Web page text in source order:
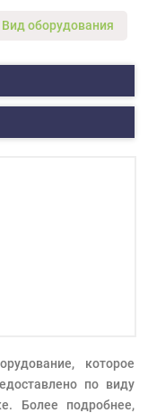
Вид оборудования
которое
по виду
Более подробнее,